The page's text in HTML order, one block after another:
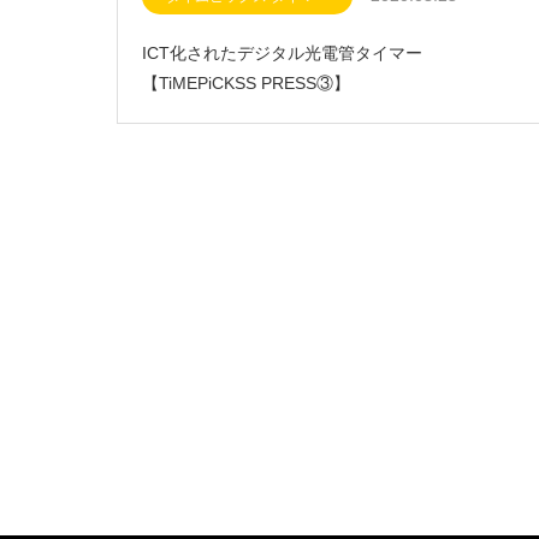
ICT化されたデジタル光電管タイマー
【TiMEPiCKSS PRESS③】